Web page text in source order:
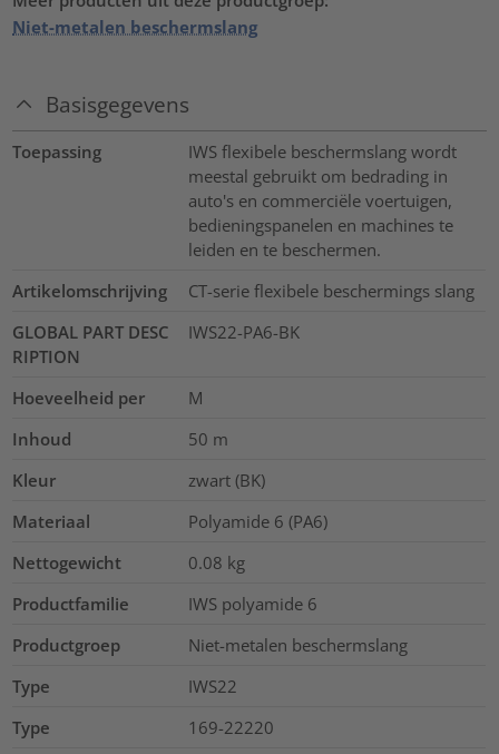
Niet-metalen beschermslang
Basisgegevens
Toepassing
IWS flexibele beschermslang wordt
meestal gebruikt om bedrading in
auto's en commerciële voertuigen,
bedieningspanelen en machines te
leiden en te beschermen.
Artikelomschrijving
CT-serie flexibele beschermings slang
GLOBAL PART DESC
RIPTION
IWS22-PA6-BK
Hoeveelheid per
M
Inhoud
50 m
Kleur
zwart (BK)
Materiaal
Polyamide 6 (PA6)
Nettogewicht
0.08 kg
Productfamilie
IWS polyamide 6
Productgroep
Niet-metalen beschermslang
Type
IWS22
Type
169-22220